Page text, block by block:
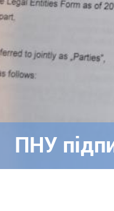
ПНУ